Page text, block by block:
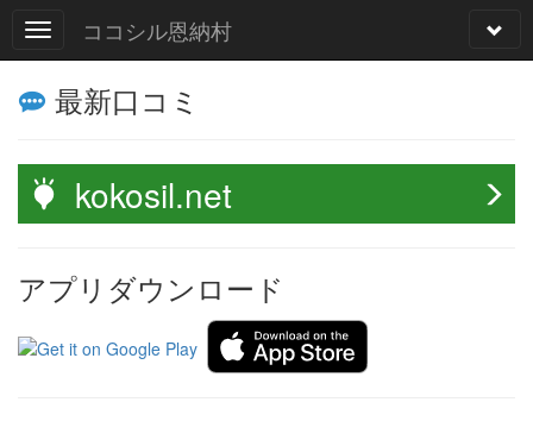
ココシル恩納村
最新口コミ
kokosil.net
アプリダウンロード